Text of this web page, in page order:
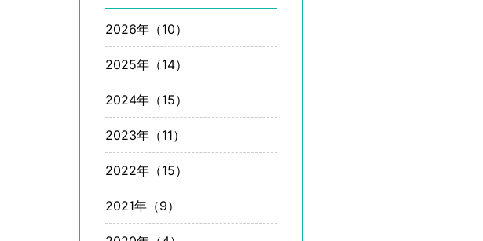
2026年（10）
2025年（14）
2024年（15）
2023年（11）
2022年（15）
2021年（9）